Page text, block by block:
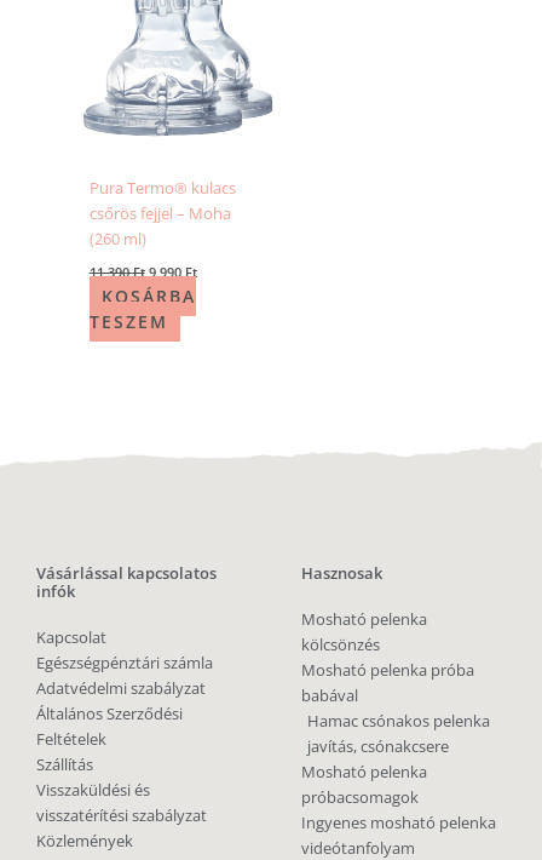
Pura Termo® kulacs
csőrös fejjel – Moha
(260 ml)
11 390Ft 9 990 Ft
KOSÁRBA
TESZEM
Vásárlással kapcsolatos
infók
Kapcsolat
Egészségpénztári számla
Adatvédelmi szabályzat
Általános Szerződési
Feltételek
Szállítás
Visszaküldési és
visszatérítési szabályzat
Közlemények
Hasznosak
Mosható pelenka
kölcsönzés
Mosható pelenka próba
babával
Hamac csónakos pelenka
javítás, csónakcsere
Mosható pelenka
próbacsomagok
Ingyenes mosható pelenka
videótanfolyam